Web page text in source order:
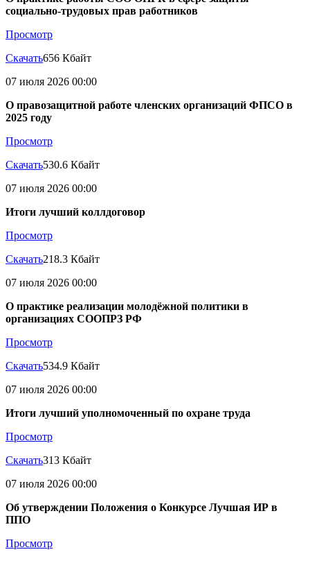
социально-трудовых прав работников
Просмотр
Скачать656 Кбайт
07 июля 2026 00:00
О правозащитной работе членских организаций ФПСО в
2025 году
Просмотр
Скачать530.6 Кбайт
07 июля 2026 00:00
Итоги лучший коллдоговор
Просмотр
Скачать218.3 Кбайт
07 июля 2026 00:00
О практике реализации молодёжной политики в
организациях СООПРЗ РФ
Просмотр
Скачать534.9 Кбайт
07 июля 2026 00:00
Итоги лучший уполномоченный по охране труда
Просмотр
Скачать313 Кбайт
07 июля 2026 00:00
Об утверждении Положения о Конкурсе Лучшая ИР в
ППО
Просмотр